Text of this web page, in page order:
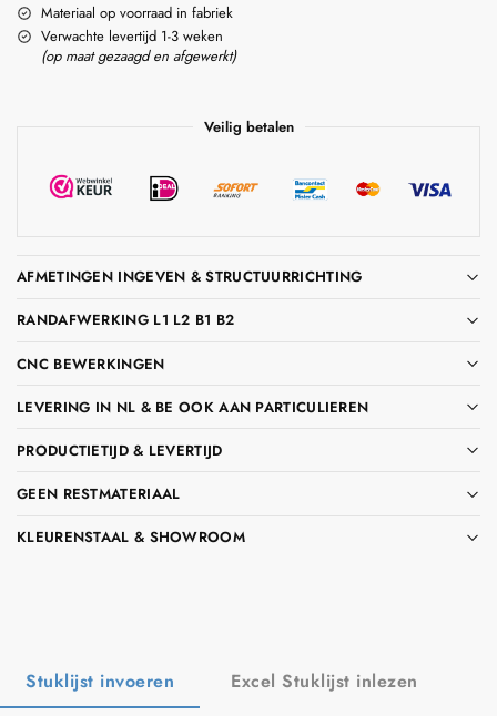
Materiaal op voorraad in fabriek
Verwachte levertijd 1-3 weken
(op maat gezaagd en afgewerkt)
Veilig betalen
AFMETINGEN INGEVEN & STRUCTUURRICHTING
RANDAFWERKING L1 L2 B1 B2
CNC BEWERKINGEN
LEVERING IN NL & BE OOK AAN PARTICULIEREN
PRODUCTIETIJD & LEVERTIJD
GEEN RESTMATERIAAL
KLEURENSTAAL & SHOWROOM
Stuklijst invoeren
Excel Stuklijst inlezen